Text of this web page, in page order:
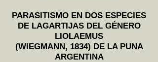
PARASITISMO EN DOS ESPECIES
DE LAGARTIJAS DEL GÉNERO
LIOLAEMUS
(WIEGMANN, 1834) DE LA PUNA
ARGENTINA